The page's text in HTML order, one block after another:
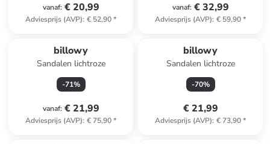
vanaf: € 20,99
Adviesprijs (AVP): € 52,90*
vanaf: € 32,99
Adviesprijs (AVP): € 59,90*
billowy
Sandalen lichtroze
-71%
vanaf: € 21,99
Adviesprijs (AVP): € 75,90*
billowy
Sandalen lichtroze
-70%
€ 21,99
Adviesprijs (AVP): € 73,90*